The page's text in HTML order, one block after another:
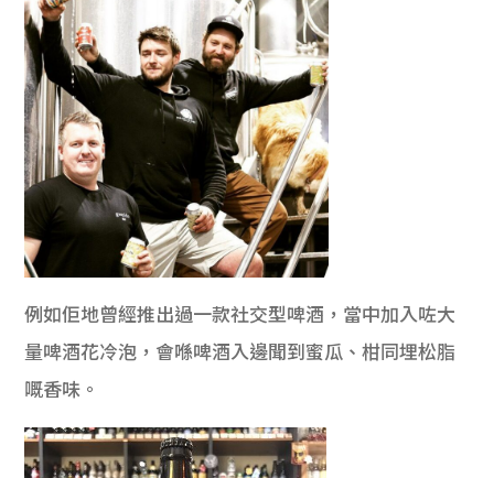
例如佢地曾經推出過一款社交型啤酒，當中加入咗大
量啤酒花冷泡，會喺啤酒入邊聞到蜜瓜、柑同埋松脂
嘅香味。